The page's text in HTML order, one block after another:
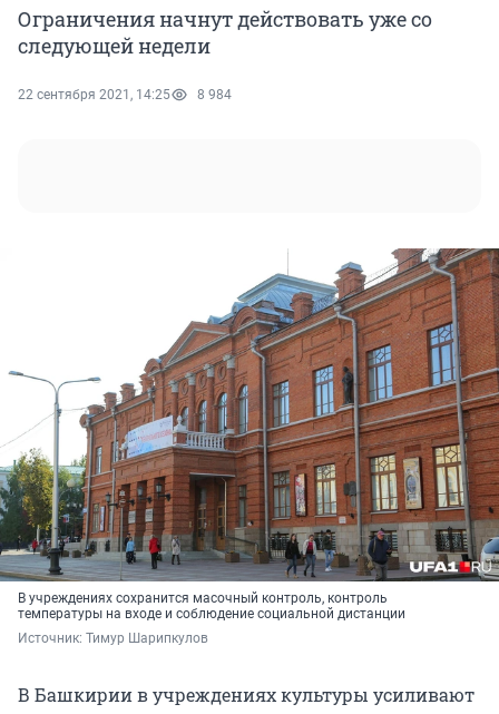
Ограничения начнут действовать уже со
следующей недели
22 сентября 2021, 14:25 8 984
В учреждениях сохранится масочный контроль, контроль
температуры на входе и соблюдение социальной дистанции
Источник: Тимур Шарипкулов
В Башкирии в учреждениях культуры усиливают